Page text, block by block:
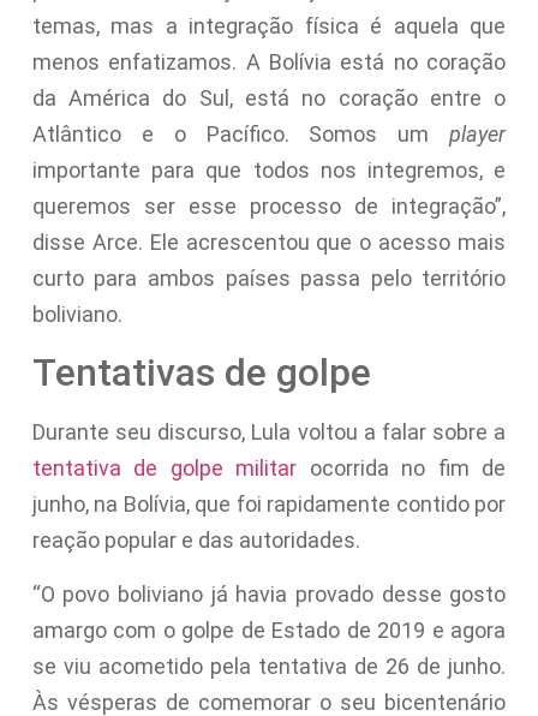
temas, mas a integração física é aquela que
menos enfatizamos. A Bolívia está no coração
da América do Sul, está no coração entre o
Atlântico e o Pacífico. Somos umplayer
importante para que todos nos integremos, e
queremos ser esse processo de integração”,
disse Arce. Ele acrescentou que o acesso mais
curto para ambos países passa pelo território
boliviano.
Tentativas de golpe
Durante seu discurso, Lula voltou a falar sobre a
tentativa de golpe militar ocorrida no fim de
junho, na Bolívia, que foi rapidamente contido por
reação popular e das autoridades.
“O povo boliviano já havia provado desse gosto
amargo com o golpe de Estado de 2019 e agora
se viu acometido pela tentativa de 26 de junho.
Às vésperas de comemorar o seu bicentenário